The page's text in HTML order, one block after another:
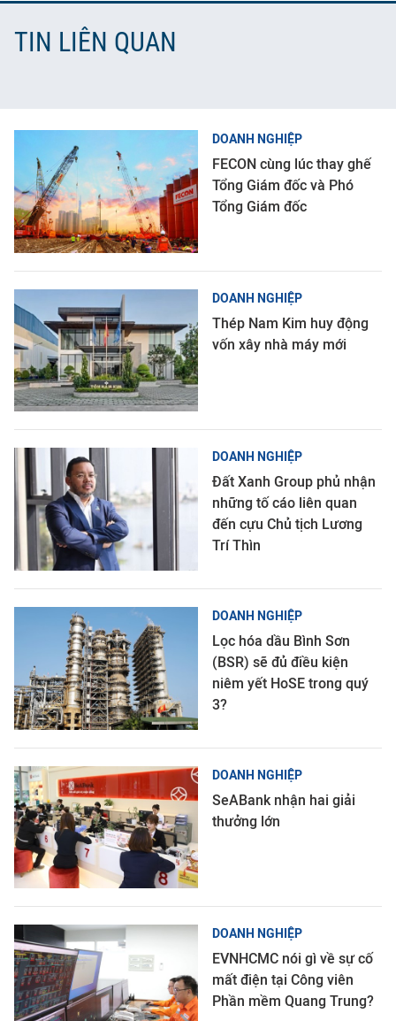
TIN LIÊN QUAN
DOANH NGHIỆP
FECON cùng lúc thay ghế
Tổng Giám đốc và Phó
Tổng Giám đốc
DOANH NGHIỆP
Thép Nam Kim huy động
vốn xây nhà máy mới
DOANH NGHIỆP
Đất Xanh Group phủ nhận
những tố cáo liên quan
đến cựu Chủ tịch Lương
Trí Thìn
DOANH NGHIỆP
Lọc hóa dầu Bình Sơn
(BSR) sẽ đủ điều kiện
niêm yết HoSE trong quý
3?
DOANH NGHIỆP
SeABank nhận hai giải
thưởng lớn
DOANH NGHIỆP
EVNHCMC nói gì về sự cố
mất điện tại Công viên
Phần mềm Quang Trung?